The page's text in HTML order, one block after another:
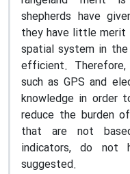
shepherds have
they have little
spatial system in
efficient.
such as GPS and
knowledge in order
reduce the burden
that are not
indicators, do not
suggested.